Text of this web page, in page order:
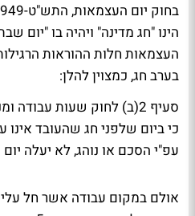
הינו "חג מדינה" ויהיה בו "יום
העצמאות חלות ההוראות
בערב חג, כמצוין להלן:
כי ביום שלפני חג שהעובד אינו
עפ"י הסכם או נוהג, לא יעלה יום עבודה על
אולם במקום עבודה אשר חל